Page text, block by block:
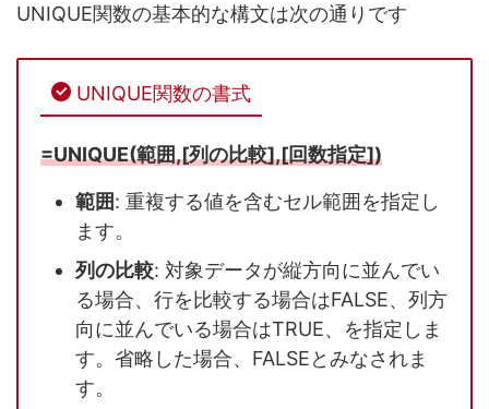
UNIQUE関数の基本的な構文は次の通りです
UNIQUE関数の書式
=UNIQUE(範囲,[列の比較],[回数指定])
範囲: 重複する値を含むセル範囲を指定し
ます。
列の比較: 対象データが縦方向に並んでい
る場合、行を比較する場合はFALSE、列方
向に並んでいる場合はTRUE、を指定しま
す。省略した場合、FALSEとみなされま
す。